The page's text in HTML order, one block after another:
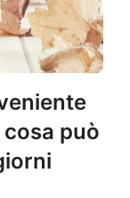
può